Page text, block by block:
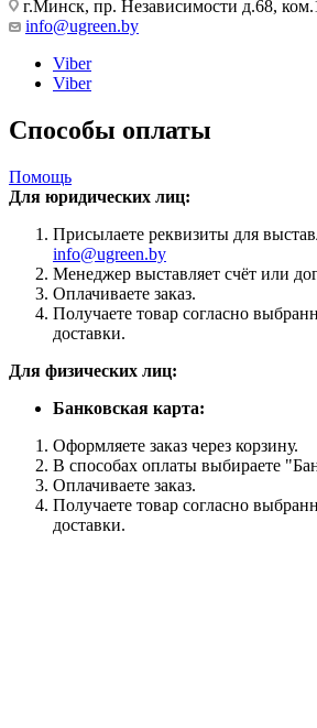
г.Минск, пр. Независимости д.68,
info@ugreen.by
Viber
Viber
Способы оплаты
Помощь
Для юридических лиц:
Присылаете реквизиты для
info@ugreen.by
Менеджер выставляет счёт или
Оплачиваете заказ.
Получаете товар согласно
доставки.
Для физических лиц:
Банковская карта:
Оформляете заказ через корзину.
В способах оплаты выбираете
Оплачиваете заказ.
Получаете товар согласно
доставки.